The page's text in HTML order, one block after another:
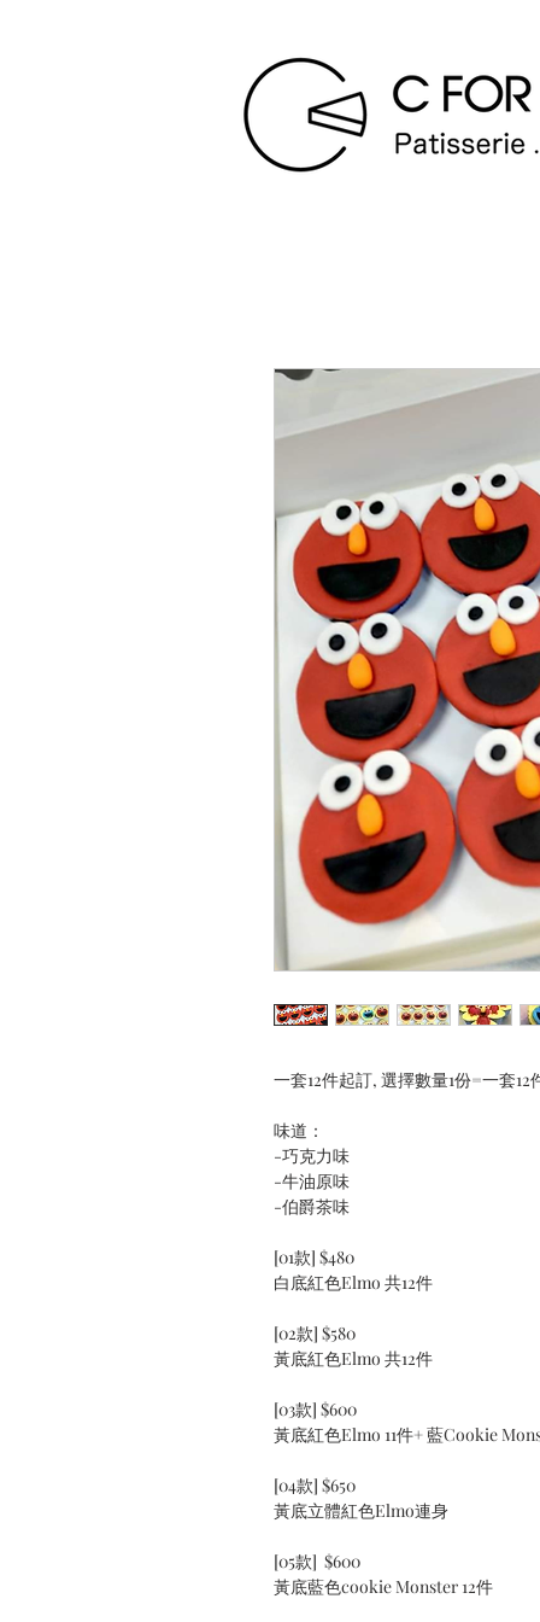
一套12件起訂, 選擇數量1份=一套12
味道：
-巧克力味
-牛油原味
-伯爵茶味
[01款] $480
白底紅色Elmo 共12件
[02款] $580
黃底紅色Elmo 共12件
[03款] $600
黃底紅色Elmo 11件+ 藍Cookie
[04款] $650
黃底立體紅色Elmo連身
[05款] $600
黃底藍色cookie Monster 12件